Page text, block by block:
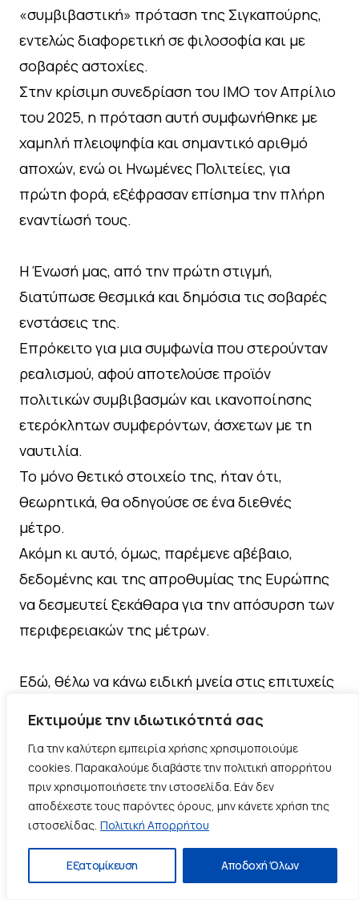
Εκτιμούμε την ιδιωτικότητά σας
Για την καλύτερη εμπειρία χρήσης χρησιμοποιούμε
cookies. Παρακαλούμε διαβάστε την πολιτική απορρήτου
πριν χρησιμοποιήσετε την ιστοσελίδα. Εάν δεν
αποδέχεστε τους παρόντες όρους, μην κάνετε χρήση της
ιστοσελίδας. Πολιτική Απορρήτου
Εξατομίκευση Αποδοχή Όλων
«συμβιβαστική» πρόταση της Σιγκαπούρης,
εντελώς διαφορετική σε φιλοσοφία και με
σοβαρές αστοχίες.
Στην κρίσιμη συνεδρίαση του ΙΜΟ τον Απρίλιο
του 2025, η πρόταση αυτή συμφωνήθηκε με
χαμηλή πλειοψηφία και σημαντικό αριθμό
αποχών, ενώ οι Ηνωμένες Πολιτείες, για
πρώτη φορά, εξέφρασαν επίσημα την πλήρη
εναντίωσή τους.
Η Ένωσή μας, από την πρώτη στιγμή,
διατύπωσε θεσμικά και δημόσια τις σοβαρές
ενστάσεις της.
Επρόκειτο για μια συμφωνία που στερούνταν
ρεαλισμού, αφού αποτελούσε προϊόν
πολιτικών συμβιβασμών και ικανοποίησης
ετερόκλητων συμφερόντων, άσχετων με τη
ναυτιλία.
Το μόνο θετικό στοιχείο της, ήταν ότι,
θεωρητικά, θα οδηγούσε σε ένα διεθνές
μέτρο.
Ακόμη κι αυτό, όμως, παρέμενε αβέβαιο,
δεδομένης και της απροθυμίας της Ευρώπης
να δεσμευτεί ξεκάθαρα για την απόσυρση των
περιφερειακών της μέτρων.
Εδώ, θέλω να κάνω ειδική μνεία στις επιτυχείς
Καταφέραμε να συμπεριληφθεί στο κείμενο
της συμφωνίας, τουλάχιστον, η αρχή της
μετακύλισης του κόστους των μέτρων στον
commercial operator των πλοίων.
Μία αρχή που ήδη εφαρμόζεται στα
περιφερειακά μέτρα της Ευρώπης.